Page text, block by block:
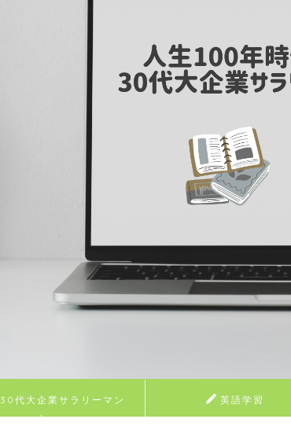
30代大企業サラリーマン
Dのプロフィール
英語学習